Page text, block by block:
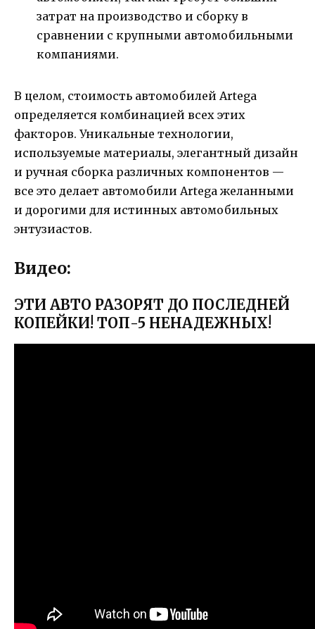
затрат на производство и сборку в
сравнении с крупными автомобильными
компаниями.
В целом, стоимость автомобилей Artega
определяется комбинацией всех этих
факторов. Уникальные технологии,
используемые материалы, элегантный дизайн
и ручная сборка различных компонентов —
все это делает автомобили Artega желанными
и дорогими для истинных автомобильных
энтузиастов.
Видео:
ЭТИ АВТО РАЗОРЯТ ДО ПОСЛЕДНЕЙ
КОПЕЙКИ! ТОП-5 НЕНАДЕЖНЫХ!